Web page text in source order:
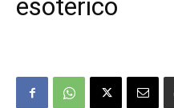
esotérico